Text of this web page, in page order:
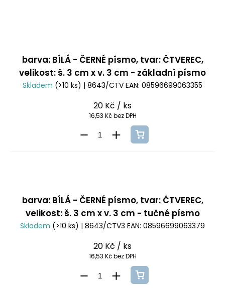
barva: BÍLÁ - ČERNÉ písmo, tvar: ČTVEREC,
velikost: š. 3 cm x v. 3 cm - základní písmo
Skladem (>10 ks) | 8643/CTV EAN: 08596699063355
20 Kč / ks
16,53 Kč bez DPH
barva: BÍLÁ - ČERNÉ písmo, tvar: ČTVEREC,
velikost: š. 3 cm x v. 3 cm - tučné písmo
Skladem (>10 ks) | 8643/CTV3 EAN: 08596699063379
20 Kč / ks
16,53 Kč bez DPH